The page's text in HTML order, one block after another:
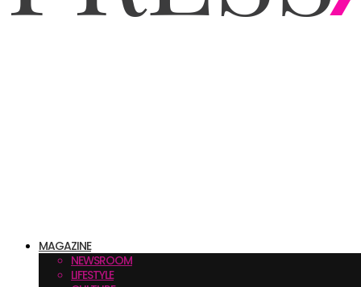
MAGAZINE
NEWSROOM
LIFESTYLE